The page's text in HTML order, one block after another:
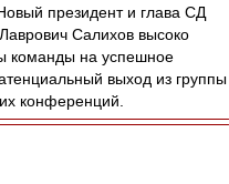
президент и глава СД
Салихов высоко
команды на успешное
выход из группы
конференций.